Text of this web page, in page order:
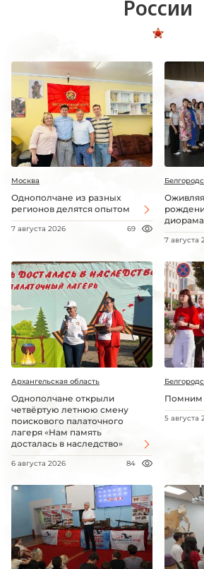
России
Москва
Однополчане из разных
регионов делятся опытом
7 августа 2026 69
диорама
7 августа
Архангельская область
Однополчане открыли
четвёртую летнюю смену
поискового палаточного
лагеря «Нам память
досталась в наследство»
6 августа 2026 84
Помним
5 августа